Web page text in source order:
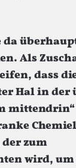
da
Als
dass
Hal in der
der zum
wird,